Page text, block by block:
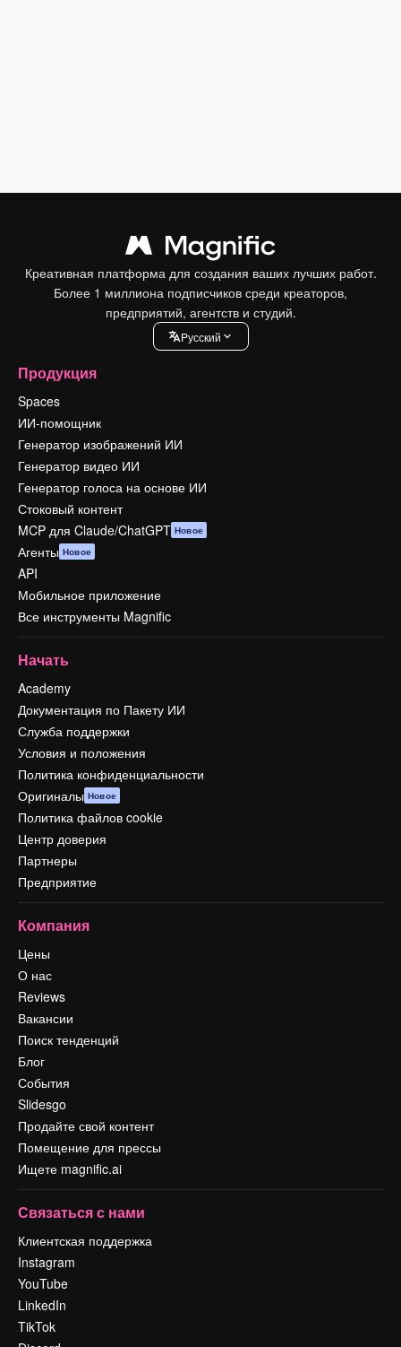
Креативная платформа для создания ваших лучших работ.
Более 1 миллиона подписчиков среди креаторов,
предприятий, агентств и студий.
Pусский
Продукция
Spaces
ИИ-помощник
Генератор изображений ИИ
Генератор видео ИИ
Генератор голоса на основе ИИ
Стоковый контент
MCP для Claude/ChatGPT Новое
Агенты Новое
API
Мобильное приложение
Все инструменты Magnific
Начать
Academy
Документация по Пакету ИИ
Служба поддержки
Условия и положения
Политика конфиденциальности
Оригиналы Новое
Политика файлов cookie
Центр доверия
Партнеры
Предприятие
Компания
Цены
О нас
Reviews
Вакансии
Поиск тенденций
Блог
События
Slidesgo
Продайте свой контент
Помещение для прессы
Ищете magnific.ai
Связаться с нами
Клиентская поддержка
Instagram
YouTube
LinkedIn
TikTok